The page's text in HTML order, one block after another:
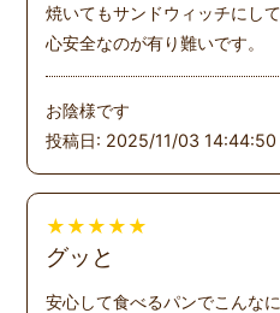
焼いてもサンドウィッチにし
心安全なのが有り難いです。
お陰様です
投稿日: 2025/11/03 14:44:50
★ ★ ★ ★ ★
グッと
安心して食べるパンでこんな